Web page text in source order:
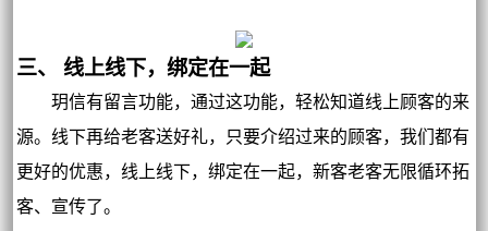
三、 线上线下，绑定在一起
玥信有留言功能，通过这功能，轻松知道线上顾客的来
源。线下再给老客送好礼，只要介绍过来的顾客，我们都有
更好的优惠，线上线下，绑定在一起，新客老客无限循环拓
客、宣传了。